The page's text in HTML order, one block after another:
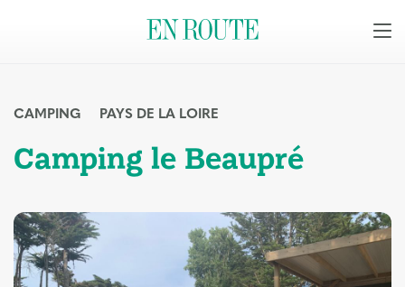
CAMPING PAYS DE LA LOIRE
Camping le Beaupré